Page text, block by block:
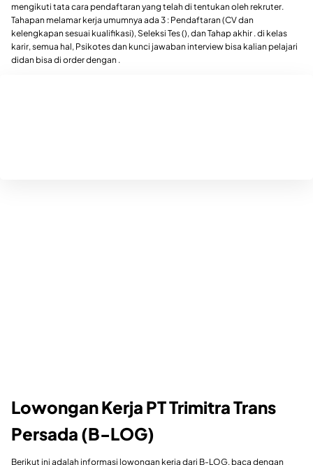
mengikuti tata cara pendaftaran yang telah di tentukan oleh rekruter.
Tahapan melamar kerja umumnya ada 3 : Pendaftaran (CV dan
kelengkapan sesuai kualifikasi), Seleksi Tes (), dan Tahap akhir . di kelas
karir, semua hal, Psikotes dan kunci jawaban interview bisa kalian pelajari
didan bisa di order dengan .
Lowongan Kerja PT Trimitra Trans
Persada (B-LOG)
Berikut ini adalah informasi lowongan kerja dari B-LOG, baca dengan